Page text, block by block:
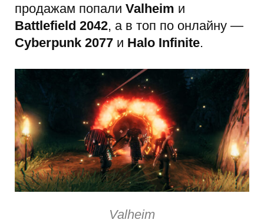
продажам попали Valheim и
Battlefield 2042, а в топ по онлайну —
Cyberpunk 2077 и Halo Infinite.
Valheim